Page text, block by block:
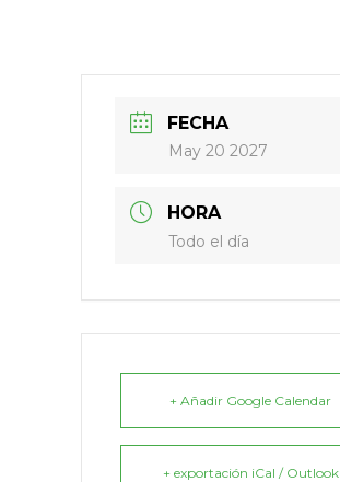
FECHA
May 20 2027
HORA
Todo el día
+ Añadir Google Calendar
+ exportación iCal / Outlook